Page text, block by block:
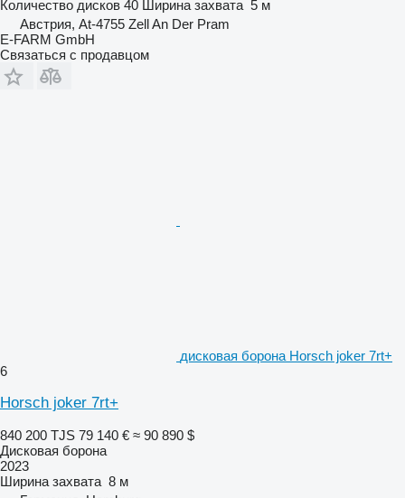
Количество дисков 40 Ширина захвата 5 м
Австрия, At-4755 Zell An Der Pram
E-FARM GmbH
Связаться с продавцом
дисковая борона Horsch joker 7rt+
6
Horsch joker 7rt+
840 200 TJS 79 140 € ≈ 90 890 $
Дисковая борона
2023
Ширина захвата 8 м